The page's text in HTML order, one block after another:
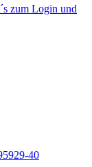
zum Login und
40